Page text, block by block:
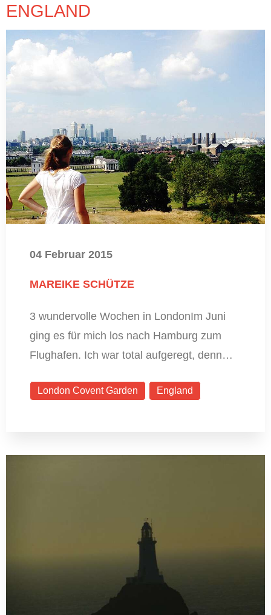
ENGLAND
04 Februar 2015
MAREIKE SCHÜTZE
3 wundervolle Wochen in LondonIm Juni
ging es für mich los nach Hamburg zum
Flughafen. Ich war total aufgeregt, denn…
London Covent Garden England